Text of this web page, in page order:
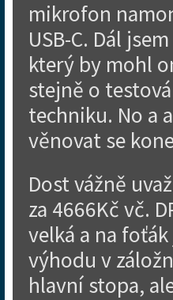
mikrofon
USB-C. Dál
který by mohl
stejně o
techniku. No a
věnovat se
Dost vážně
za 4666Kč vč.
velká a na
výhodu v
hlavní stopa,